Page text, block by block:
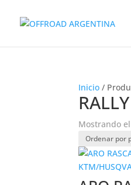
Inicio /
Mostrando